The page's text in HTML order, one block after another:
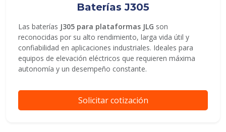
Baterías J305
Las baterías J305 para plataformas JLG son
reconocidas por su alto rendimiento, larga vida útil y
confiabilidad en aplicaciones industriales. Ideales para
equipos de elevación eléctricos que requieren máxima
autonomía y un desempeño constante.
Solicitar cotización